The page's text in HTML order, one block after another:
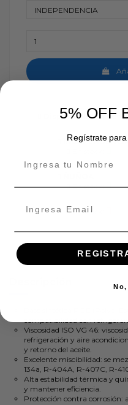
Disponibilidad de
INDEPENDENCIA
En stock:
En stock:
Viscosidad ISO VG 46:
refrigeración y aire
y retorno del aceite.
Excelente miscibilidad: se
134a, R-404A, R-407C, R-
Alta estabilidad térmica y
y mantener eficiencia.
Protección contra corrosión:
5% OFF
Regístrate